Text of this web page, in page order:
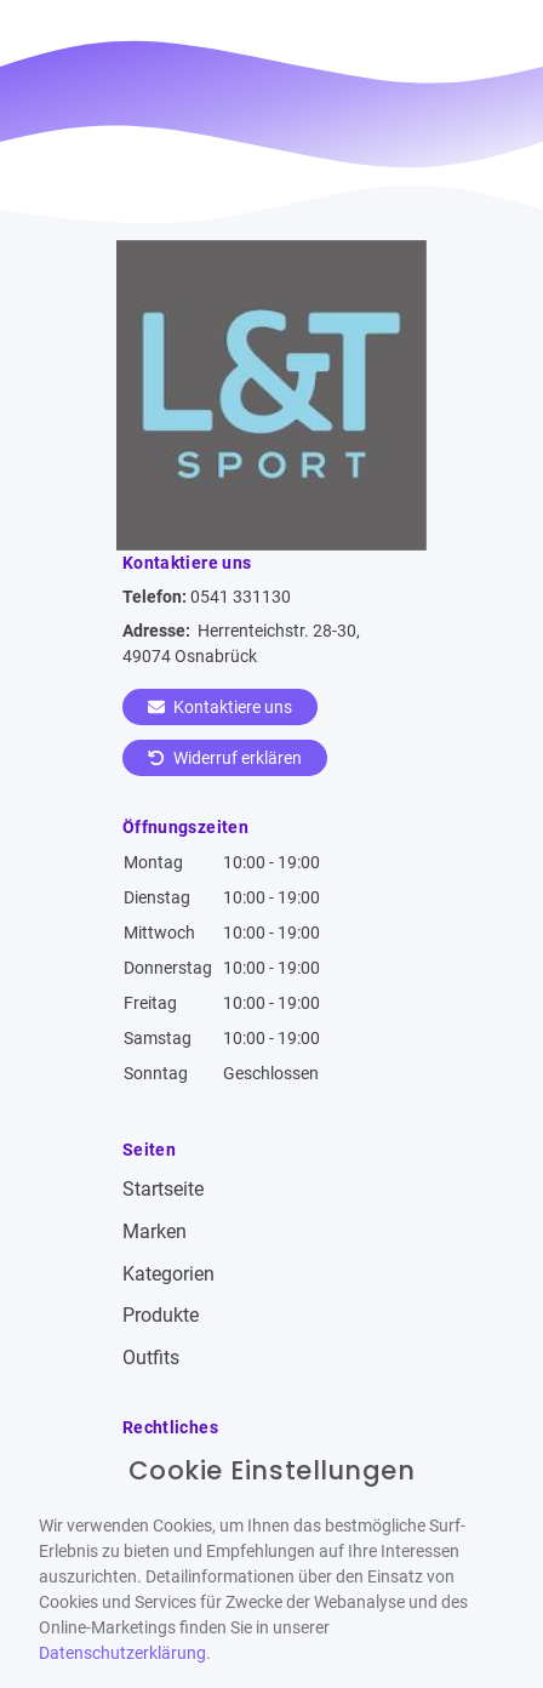
Kontaktiere uns
Telefon: 0541 331130
Adresse: Herrenteichstr. 28-30,
49074 Osnabrück
Kontaktiere uns
Widerruf erklären
Öffnungszeiten
Montag
10:00 - 19:00
Dienstag
10:00 - 19:00
Mittwoch
10:00 - 19:00
Donnerstag
10:00 - 19:00
Freitag
10:00 - 19:00
Samstag
10:00 - 19:00
Sonntag
Geschlossen
Seiten
Startseite
Marken
Kategorien
Produkte
Outfits
Rechtliches
Impressum
Datenschutzbestimmungen
Widerrufsbelehrung
Cookie Einstellungen
Wir verwenden Cookies, um Ihnen das bestmögliche Surf-
Erlebnis zu bieten und Empfehlungen auf Ihre Interessen
auszurichten. Detailinformationen über den Einsatz von
Cookies und Services für Zwecke der Webanalyse und des
Online-Marketings finden Sie in unserer
Datenschutzerklärung.